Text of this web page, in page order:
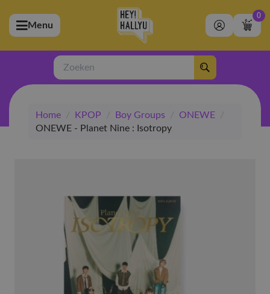
(Artiesten)
(Merchandise)
(Exclusive)
(Winkel)
Menu
0
Zoeken
Home / KPOP / Boy Groups / ONEWE
/
ONEWE - Planet Nine : Isotropy